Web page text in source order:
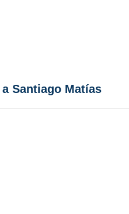
Santiago Matías